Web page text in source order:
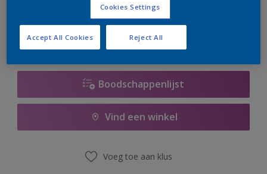
er hard aan om de voorraad aan te vullen.
Boodschappenlijst
Vind een winkel
Voeg toe aan klus
Cookies Settings
Reject All
Accept All Cookies